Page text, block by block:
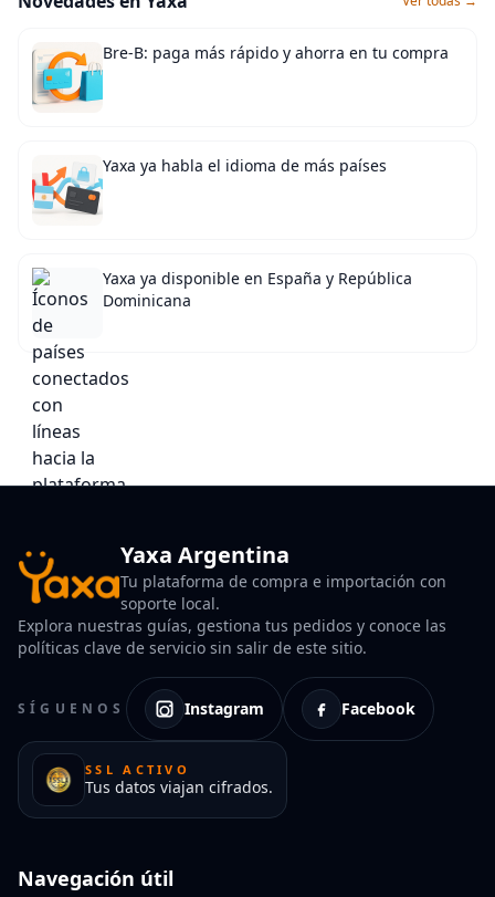
Bre-B: paga más rápido y ahorra en tu compra
Yaxa ya habla el idioma de más países
Yaxa ya disponible en España y República
Dominicana
Yaxa Argentina
Tu plataforma de compra e importación con
soporte local.
Explora nuestras guías, gestiona tus pedidos y conoce las
políticas clave de servicio sin salir de este sitio.
SÍGUENOS Instagram Facebook
SSL ACTIVO
Tus datos viajan cifrados.
Navegación útil